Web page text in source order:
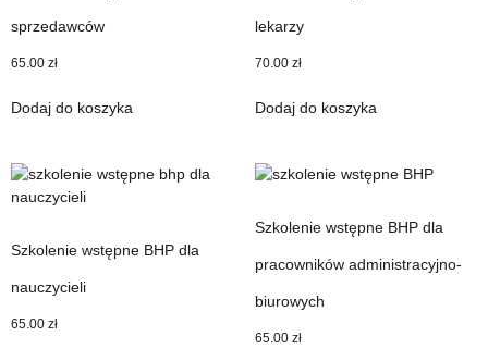
sprzedawców
65.00 zł
Dodaj do koszyka
lekarzy
70.00 zł
Dodaj do koszyka
Szkolenie wstępne BHP dla
nauczycieli
65.00 zł
Szkolenie wstępne BHP dla
pracowników administracyjno-
biurowych
65.00 zł